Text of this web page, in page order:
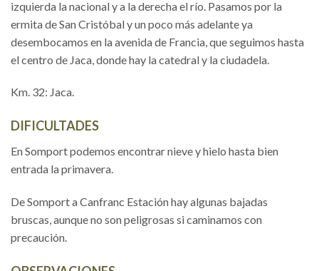
izquierda la nacional y a la derecha el río. Pasamos por la
ermita de San Cristóbal y un poco más adelante ya
desembocamos en la avenida de Francia, que seguimos hasta
el centro de Jaca, donde hay la catedral y la ciudadela.
Km. 32: Jaca.
DIFICULTADES
En Somport podemos encontrar nieve y hielo hasta bien
entrada la primavera.
De Somport a Canfranc Estación hay algunas bajadas
bruscas, aunque no son peligrosas si caminamos con
precaución.